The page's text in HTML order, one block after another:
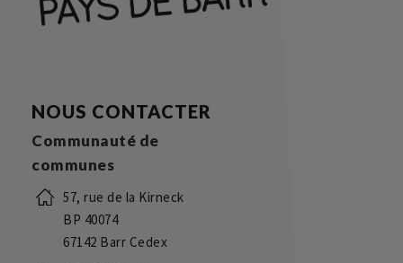
NOUS CONTACTER
Communauté de
communes
57, rue de la Kirneck
BP 40074
67142 Barr Cedex